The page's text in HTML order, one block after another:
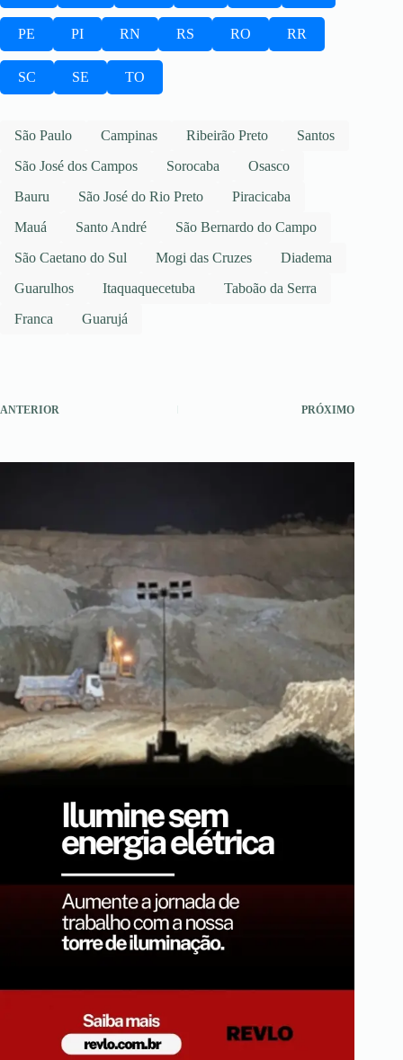
PE PI RN RS RO RR
SC SE TO
São Paulo Campinas Ribeirão Preto
Santos
São José dos Campos
Sorocaba
Osasco
Bauru
São José do Rio Preto
Piracicaba
Mauá
Santo André
São Bernardo do Campo
São Caetano do Sul
Mogi das Cruzes
Diadema
Guarulhos
Itaquaquecetuba
Taboão da Serra
Franca
Guarujá
ANTERIOR PRÓXIMO